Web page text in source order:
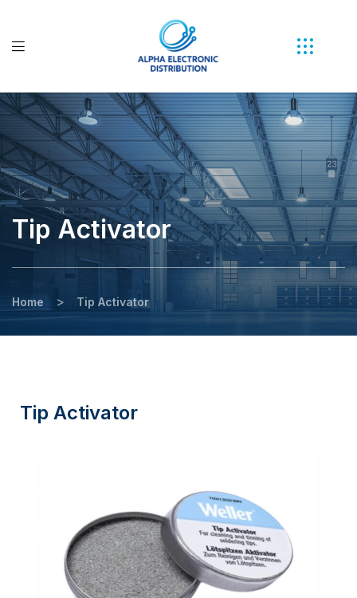
Tip Activator
Home > Tip Activator
Tip Activator